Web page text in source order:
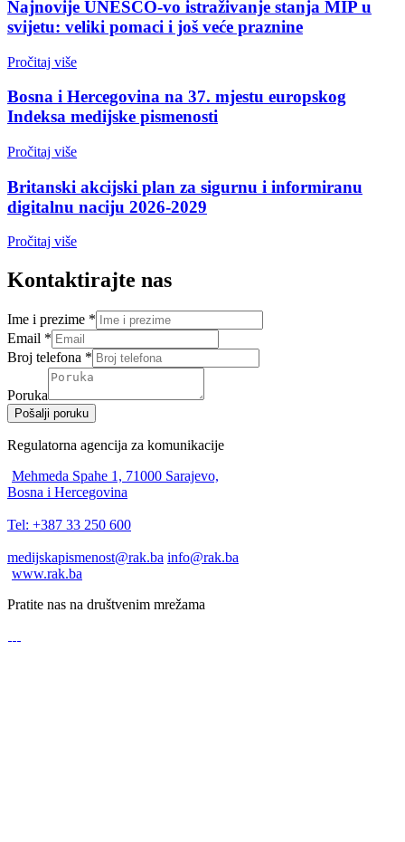
Najnovije UNESCO-vo istraživanje stanja MIP u
svijetu: veliki pomaci i još veće praznine
Pročitaj više
Bosna i Hercegovina na 37. mjestu europskog
Indeksa medijske pismenosti
Pročitaj više
Britanski akcijski plan za sigurnu i informiranu
digitalnu naciju 2026-2029
Pročitaj više
Kontaktirajte nas
Ime i prezime *
Email *
Broj telefona *
Poruka
Pošalji poruku
Regulatorna agencija za komunikacije
Mehmeda Spahe 1, 71000 Sarajevo,
Bosna i Hercegovina
Tel: +387 33 250 600
medijskapismenost@rak.ba info@rak.ba
www.rak.ba
Pratite nas na društvenim mrežama